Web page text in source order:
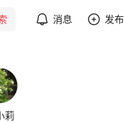
消息 发布
莉